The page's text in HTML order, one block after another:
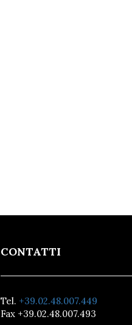
CONTATTI
Tel. +39.02.48.007.449
Fax +39.02.48.007.493